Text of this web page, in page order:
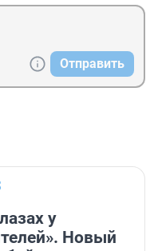
Отправить
у
Новый